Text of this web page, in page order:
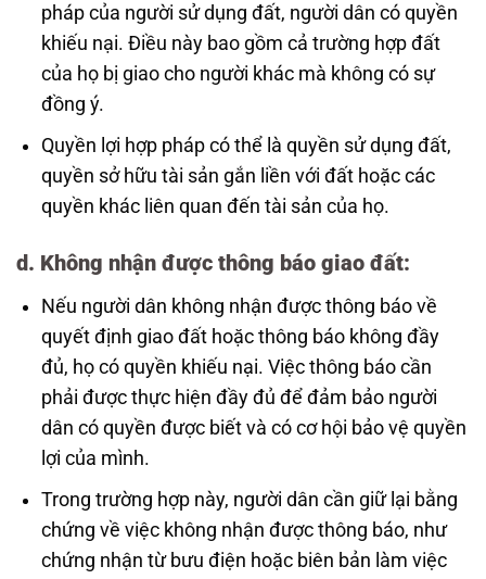
pháp của người sử dụng đất, người dân có quyền
khiếu nại. Điều này bao gồm cả trường hợp đất
của họ bị giao cho người khác mà không có sự
đồng ý.
Quyền lợi hợp pháp có thể là quyền sử dụng đất,
quyền sở hữu tài sản gắn liền với đất hoặc các
quyền khác liên quan đến tài sản của họ.
d. Không nhận được thông báo giao đất:
Nếu người dân không nhận được thông báo về
quyết định giao đất hoặc thông báo không đầy
đủ, họ có quyền khiếu nại. Việc thông báo cần
phải được thực hiện đầy đủ để đảm bảo người
dân có quyền được biết và có cơ hội bảo vệ quyền
lợi của mình.
Trong trường hợp này, người dân cần giữ lại bằng
chứng về việc không nhận được thông báo, như
chứng nhận từ bưu điện hoặc biên bản làm việc